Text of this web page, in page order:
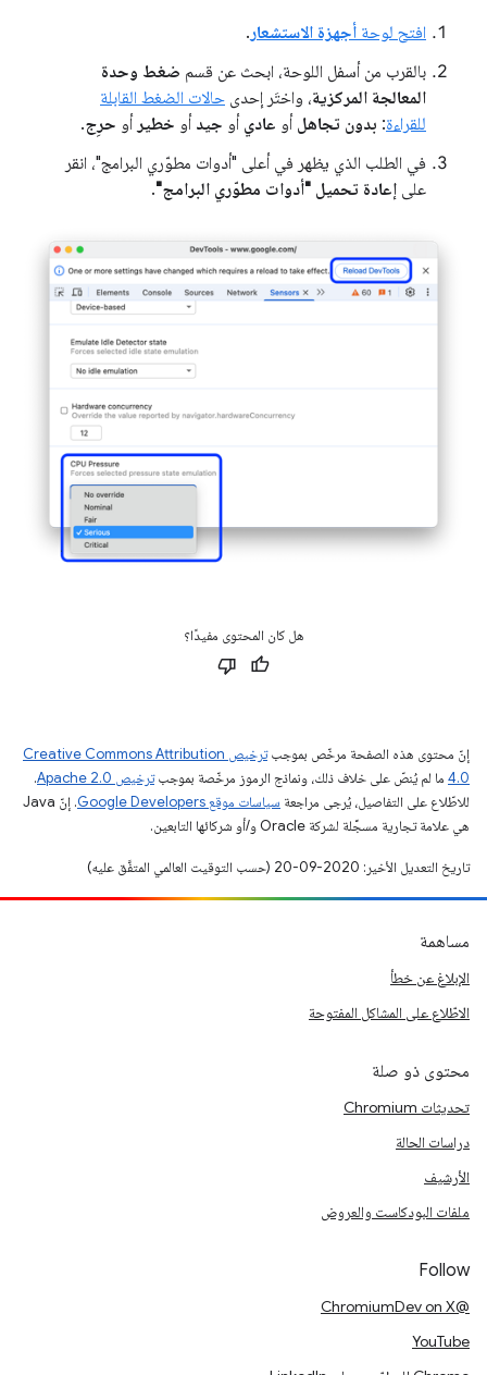
افتح لوحة أجهزة الاستشعار .
بالقرب من أسفل اللوحة، ابحث عن قسم ضغط وحدة
المعالجة المركزية، واختَر إحدى حالات الضغط القابلة
للقراءة: بدون تجاهل أو عادي أو جيد أو خطير أو حرِج.
في الطلب الذي يظهر في أعلى "أدوات مطوّري البرامج"، انقر
على إعادة تحميل "أدوات مطوّري البرامج".
هل كان المحتوى مفيدًا؟
إنّ محتوى هذه الصفحة مرخّص بموجب
ترخيص Creative Commons Attribution
4.0‏ ما لم يُنصّ على خلاف ذلك، ونماذج الرموز مرخّصة بموجبترخيص Apache 2.0‏
.
للاطّلاع على التفاصيل، يُرجى مراجعة سياسات موقع Google Developers‏
. إنّ Java
هي علامة تجارية مسجَّلة لشركة Oracle و/أو شركائها التابعين.
تاريخ التعديل الأخير: 2020-09-20 (حسب التوقيت العالمي المتفَّق عليه)
مساهمة
الإبلاغ عن خطأ
الاطّلاع على المشاكل المفتوحة
محتوى ذو صلة
تحديثات Chromium
دراسات الحالة
الأرشيف
ملفات البودكاست والعروض
Follow
@ChromiumDev on X
YouTube